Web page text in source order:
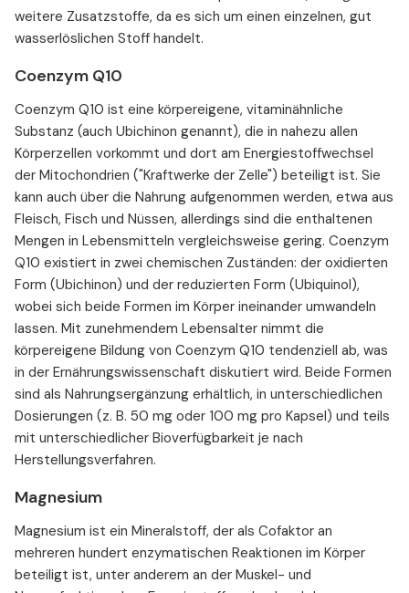
weitere Zusatzstoffe, da es sich um einen einzelnen, gut
wasserlöslichen Stoff handelt.
Coenzym Q10
Coenzym Q10 ist eine körpereigene, vitaminähnliche
Substanz (auch Ubichinon genannt), die in nahezu allen
Körperzellen vorkommt und dort am Energiestoffwechsel
der Mitochondrien ("Kraftwerke der Zelle") beteiligt ist. Sie
kann auch über die Nahrung aufgenommen werden, etwa aus
Fleisch, Fisch und Nüssen, allerdings sind die enthaltenen
Mengen in Lebensmitteln vergleichsweise gering. Coenzym
Q10 existiert in zwei chemischen Zuständen: der oxidierten
Form (Ubichinon) und der reduzierten Form (Ubiquinol),
wobei sich beide Formen im Körper ineinander umwandeln
lassen. Mit zunehmendem Lebensalter nimmt die
körpereigene Bildung von Coenzym Q10 tendenziell ab, was
in der Ernährungswissenschaft diskutiert wird. Beide Formen
sind als Nahrungsergänzung erhältlich, in unterschiedlichen
Dosierungen (z. B. 50 mg oder 100 mg pro Kapsel) und teils
mit unterschiedlicher Bioverfügbarkeit je nach
Herstellungsverfahren.
Magnesium
Magnesium ist ein Mineralstoff, der als Cofaktor an
mehreren hundert enzymatischen Reaktionen im Körper
beteiligt ist, unter anderem an der Muskel- und